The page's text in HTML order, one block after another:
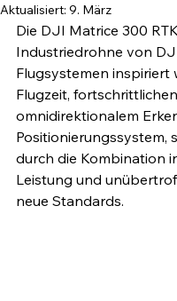
Aktualisiert: 9. März
Die DJI Matrice 300
Industriedrohne von
Flugsystemen inspiriert
Flugzeit,
omnidirektionalem
Positionierungssystem,
durch die Kombination
Leistung und
neue Standards.